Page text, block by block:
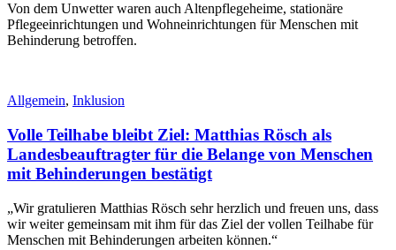
Von dem Unwetter waren auch Altenpflegeheime, stationäre
Pflegeeinrichtungen und Wohneinrichtungen für Menschen mit
Behinderung betroffen.
Allgemein, Inklusion
Volle Teilhabe bleibt Ziel: Matthias Rösch als
Landesbeauftragter für die Belange von Menschen
mit Behinderungen bestätigt
„Wir gratulieren Matthias Rösch sehr herzlich und freuen uns, dass
wir weiter gemeinsam mit ihm für das Ziel der vollen Teilhabe für
Menschen mit Behinderungen arbeiten können.“